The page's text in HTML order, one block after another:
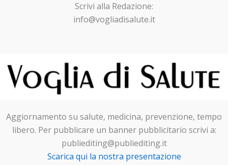
Scrivi alla Redazione:
info@vogliadisalute.it
Aggiornamento su salute, medicina, prevenzione, tempo
libero. Per pubblicare un banner pubblicitario scrivi a:
publiediting@publiediting.it
Scarica qui la nostra presentazione